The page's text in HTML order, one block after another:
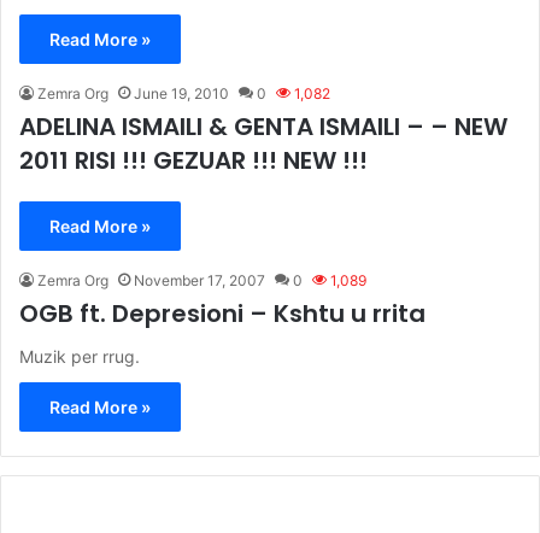
Read More »
Zemra Org June 19, 2010 0 1,082
ADELINA ISMAILI & GENTA ISMAILI – – NEW
2011 RISI !!! GEZUAR !!! NEW !!!
Read More »
Zemra Org November 17, 2007 0 1,089
OGB ft. Depresioni – Kshtu u rrita
Muzik per rrug.
Read More »